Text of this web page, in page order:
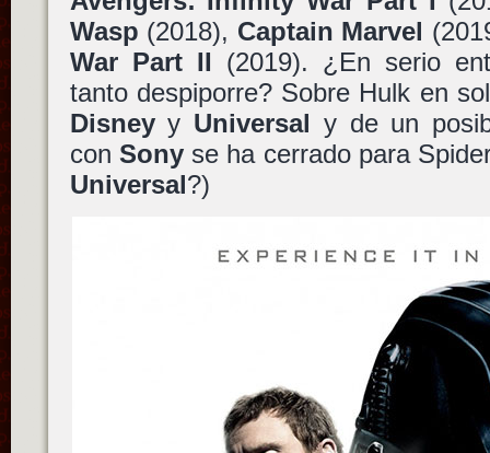
Wasp (2018), Captain Marvel
War Part II (2019). ¿En serio
tanto despiporre? Sobre Hulk en
Disneyy Universal y de un
con Sonyse ha cerrado para
Universal?)